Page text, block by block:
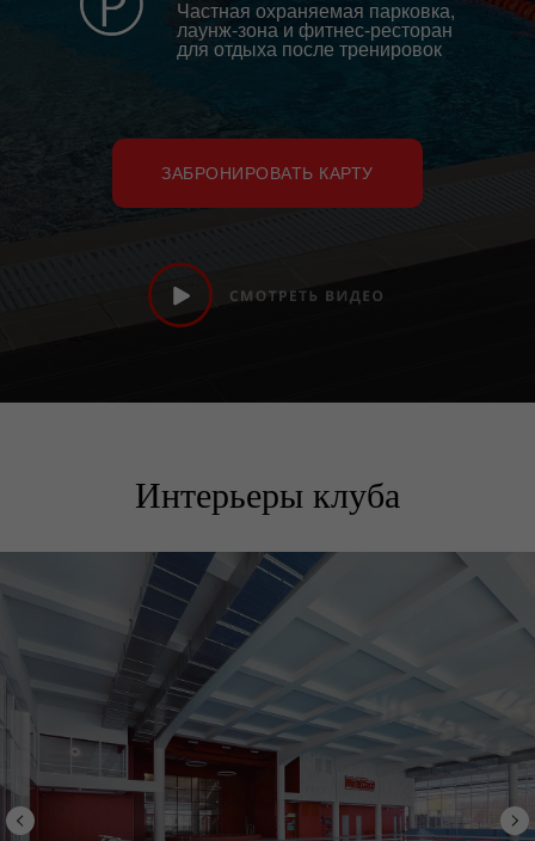
ЗАБРОНИРОВАТЬ КАРТУ
Частная охраняемая парковка,
лаунж-зона и фитнес-ресторан
для отдыха после тренировок
Интерьеры клуба